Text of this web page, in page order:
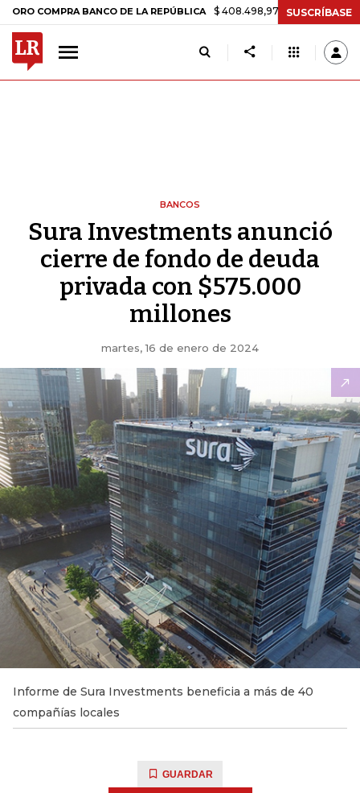
COMPRA BANCO DE LA REPÚBLICA $ 408.498,97 +$ 8.753,81 +2,19%
SUSCRÍBASE
BANCOS
Sura Investments anunció
cierre de fondo de deuda
privada con $575.000
millones
martes, 16 de enero de 2024
Informe de Sura Investments beneficia a más de 40
compañías locales
GUARDAR